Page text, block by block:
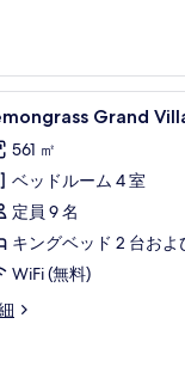
コン用作業スペース
のアイテム (無料)、セ
9 Grand
561 ㎡
ベッドルーム 4 室
定員 9 名
キングベッド 2 台お
WiFi (無料)